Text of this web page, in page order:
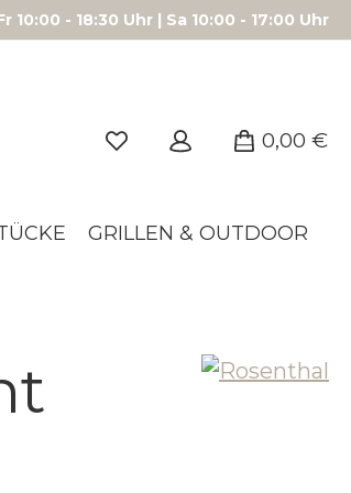
- 18:30 Uhr | Sa 10:00 - 17:00 Uhr
0,00 €
GRILLEN & OUTDOOR